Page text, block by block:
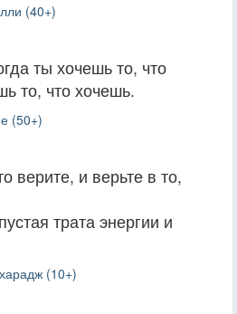
(40+)
ты хочешь то, что
то, что хочешь.
(50+)
верите, и верьте в то,
трата энергии и
(10+)